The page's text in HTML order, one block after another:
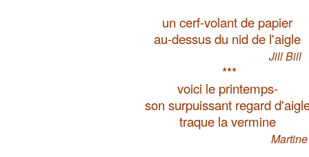
un cerf-volant de papier
au-dessus du nid de l'aigle
Jill Bill
***
voici le printemps-
son surpuissant regard
traque la vermine
Martine